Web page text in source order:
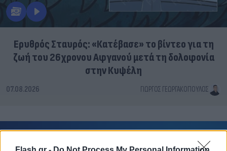
Ερυθρός Σταυρός: «Κατέβασε» το βίντεο για τη
ζωή του 26χρονου Αφγανού μετά τη δολοφονία
στην Κυψέλη
07.08.2026 ΓΙΏΡΓΟΣ ΓΕΩΡΓΑΚΌΠΟΥΛΟΣ